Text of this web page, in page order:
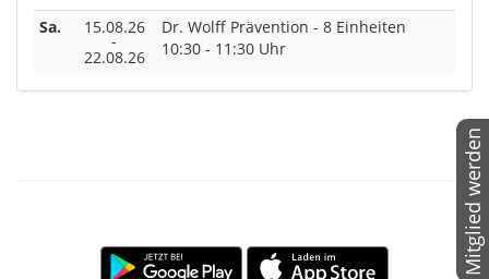
Sa. 15.08.26
-
22.08.26
Dr. Wolff Prävention - 8 Einheiten
10:30 - 11:30 Uhr
Mitglied werden